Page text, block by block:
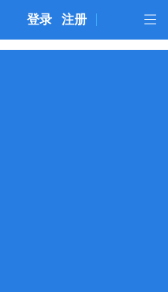
登录 注册